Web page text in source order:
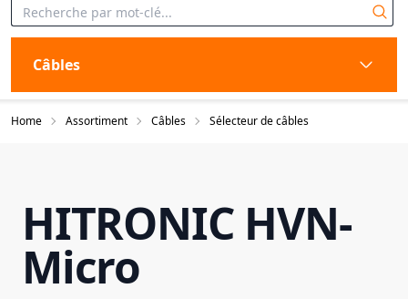
Câbles
Home Assortiment Câbles Sélecteur de câbles
HITRONIC HVN-
Micro